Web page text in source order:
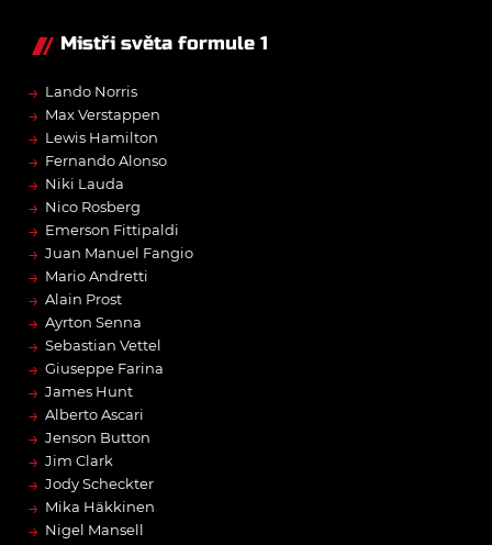
Mistři světa formule 1
→ Lando Norris
→ Max Verstappen
→ Lewis Hamilton
→ Fernando Alonso
→ Niki Lauda
→ Nico Rosberg
→ Emerson Fittipaldi
→ Juan Manuel Fangio
→ Mario Andretti
→ Alain Prost
→ Ayrton Senna
→ Sebastian Vettel
→ Giuseppe Farina
→ James Hunt
→ Alberto Ascari
→ Jenson Button
→ Jim Clark
→ Jody Scheckter
→ Mika Häkkinen
→ Nigel Mansell